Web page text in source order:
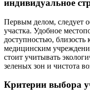
индивидуальное
Первым делом, следует
участка. Удобное
доступностью,
медицинским
стоит учитывать
зеленых зон и чистота
Критерии выбора